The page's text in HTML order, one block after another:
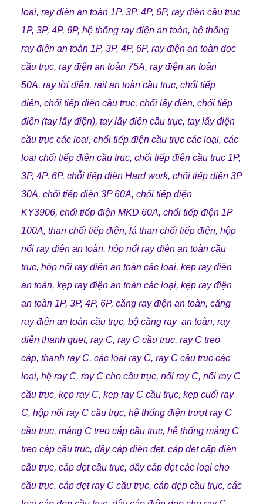
loại, ray điện an toàn 1P, 3P, 4P, 6P, ray điện cầu trục
1P, 3P, 4P, 6P, hệ thống ray điện an toàn, hệ thống
ray điện an toàn 1P, 3P, 4P, 6P, ray điện an toàn dọc
cầu trục, ray điện an toàn 75A, ray điện an toàn
50A, ray tời điện, rail an toàn cầu trục, chổi tiếp
điện, chổi tiếp điện cầu trục, chổi lấy điện, chổi tiếp
điện (tay lấy điện), tay lấy điện cầu trục, tay lấy điện
cầu trục các loại, chổi tiếp điện cầu trục các loại, các
loại chổi tiếp điện cầu trục, chổi tiếp điện cầu trục 1P,
3P, 4P, 6P, chỗi tiếp điện Hard work, chổi tiếp điện 3P
30A, chổi tiếp điện 3P 60A, chổi tiếp điện
KY3906, chổi tiếp điện MKD 60A, chổi tiếp điện 1P
100A, than chổi tiếp điện, lá than chổi tiếp điện, hộp
nối ray điện an toàn, hộp nối ray điện an toàn cầu
trục, hộp nối ray điện an toàn các loại, kẹp ray điện
an toàn, kẹp ray điện an toàn các loại, kẹp ray điện
an toàn 1P, 3P, 4P, 6P, căng ray điện an toàn, căng
ray điện an toàn cầu trục, bộ căng ray an toàn, ray
điện thanh quẹt, ray C, ray C cầu trục, ray C treo
cáp, thanh ray C, các loại ray C, ray C cầu trục các
loại, hệ ray C, ray C cho cầu trục, nối ray C, nối ray C
cầu trục, kẹp ray C, kẹp ray C cầu trục, kẹp cuối ray
C, hộp nối ray C cầu trục, hệ thống điện trượt ray C
cầu trục, máng C treo cáp cầu trục, hệ thống máng C
treo cáp cầu trục, dây cáp điện dẹt, cáp dẹt cấp điện
cầu trục, cáp dẹt cầu trục, dây cáp dẹt các loại cho
cầu trục, cáp dẹt ray C cầu trục, cáp dẹp cầu trục, các